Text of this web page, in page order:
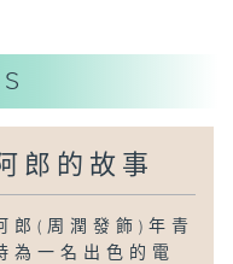
郎的故事
郎(周潤發飾)年青
為一名出色的電